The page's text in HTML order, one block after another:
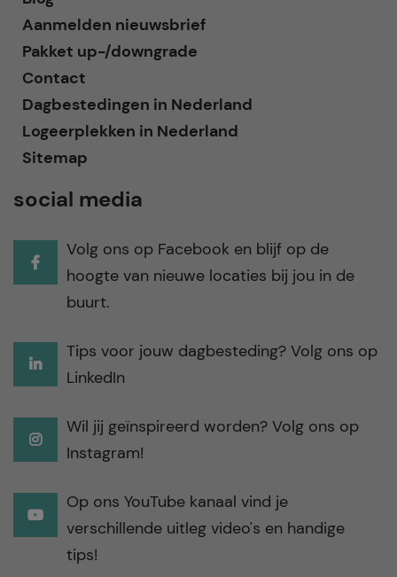
Aanmelden nieuwsbrief
Pakket up-/downgrade
Contact
Dagbestedingen in Nederland
Logeerplekken in Nederland
Sitemap
social media
Volg ons op Facebook en blijf op de
hoogte van nieuwe locaties bij jou in de
buurt.
Tips voor jouw dagbesteding? Volg ons op
LinkedIn
Wil jij geïnspireerd worden? Volg ons op
Instagram!
Op ons YouTube kanaal vind je
verschillende uitleg video's en handige
tips!